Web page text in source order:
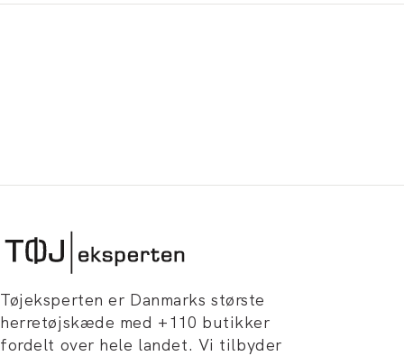
Tøjeksperten er Danmarks største
herretøjskæde med +110 butikker
fordelt over hele landet. Vi tilbyder